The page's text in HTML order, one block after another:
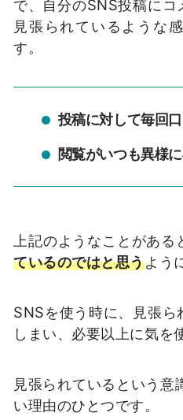
で、自分のSNS投稿にコ
見張られているような
す。
投稿に対して毎回
閲覧がいつも異様
上記のようなことがある
ているのではと思うよう
SNSを使う時に、見張ら
しまい、必要以上に気を
見張られているという意
い理由のひとつです。